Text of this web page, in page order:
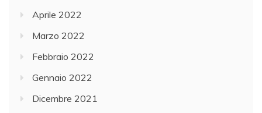
Aprile 2022
Marzo 2022
Febbraio 2022
Gennaio 2022
Dicembre 2021